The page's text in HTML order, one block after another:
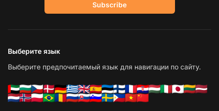
Subscribe
Выберите язык
Выберите предпочитаемый язык для навигации по сайту.